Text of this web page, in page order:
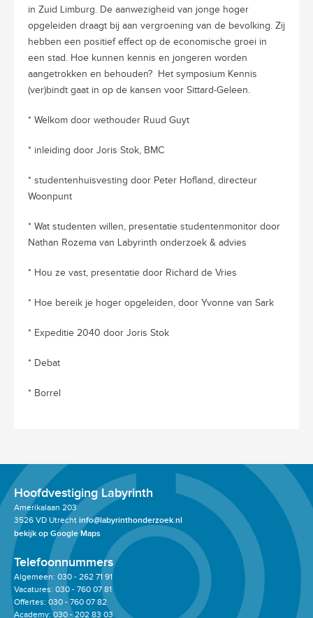
in Zuid Limburg. De aanwezigheid van jonge hoger
opgeleiden draagt bij aan vergroening van de bevolking. Zij
hebben een positief effect op de economische groei in
een stad. Hoe kunnen kennis en jongeren worden
aangetrokken en behouden? Het symposium Kennis
(ver)bindt gaat in op de kansen voor Sittard-Geleen.
* Welkom door wethouder Ruud Guyt
* inleiding door Joris Stok, BMC
* studentenhuisvesting door Peter Hofland, directeur
Woonpunt
* Wat studenten willen, presentatie studentenmonitor door
Nathan Rozema van Labyrinth onderzoek & advies
* Hou ze vast, presentatie door Richard de Vries
* Hoe bereik je hoger opgeleiden, door Yvonne van Sark
* Expeditie 2040 door Joris Stok
* Debat
* Borrel
Hoofdvestiging Labyrinth
Amerikalaan 203
3526 VD Utrecht info@labyrinthonderzoek.nl
bekijk op Google Maps
Telefoonnummers
Algemeen: 030 - 262 71 91
Vacatures: 030 - 760 07 81
Offertes: 030 - 760 07 82
Academy: 030 - 202 83 03